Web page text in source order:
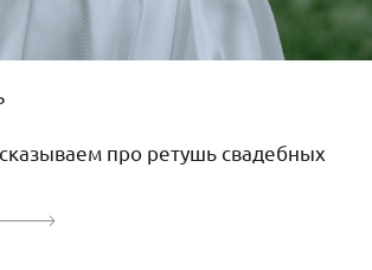
про ретушь свадебных